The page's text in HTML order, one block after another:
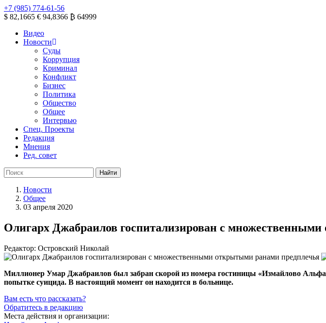
+7 (985) 774-61-56
$ 82,1665 € 94,8366 ₿ 64999
Видео
Новости
Суды
Коррупция
Криминал
Конфликт
Бизнес
Политика
Общество
Общее
Интервью
Спец. Проекты
Редакция
Мнения
Ред. совет
Новости
Общее
03 апреля 2020
Олигарх Джабраилов госпитализирован с
Редактор: Островский Николай
Миллионер Умар Джабраилов был забран скорой из номера гостиницы «Измайлово
попытке суицида. В настоящий момент он находится в больнице.
Вам есть что рассказать?
Обратитесь в редакцию
Места действия и организации: